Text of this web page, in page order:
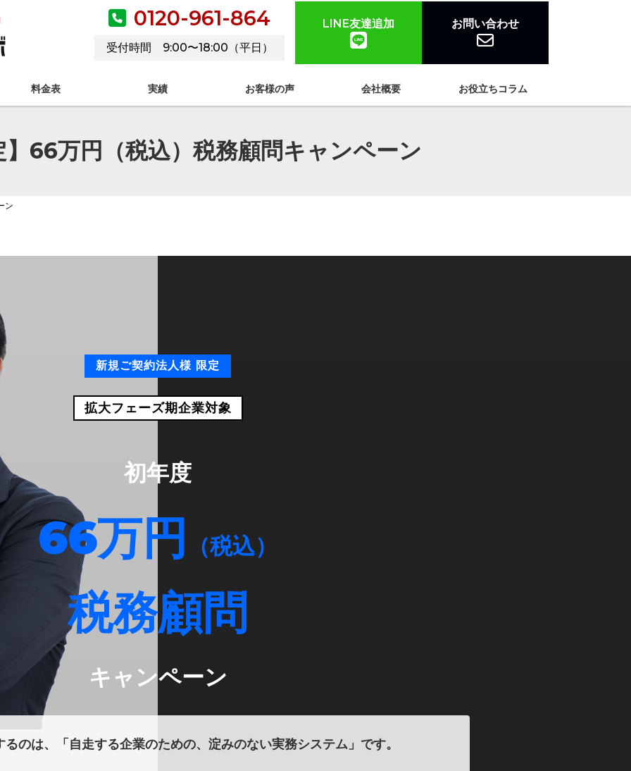
0120-961-864
受付時間 9:00〜18:00（平日）
LINE友達追加 お問い合わせ
料金表 実績 お客様の声 会社概要 お役立ちコラム
】66万円（税込）税務顧問キャンペーン
ン
新規ご契約法人様 限定
拡大フェーズ期企業対象
初年度
66万円 （税込）
税務顧問
キャンペーン
のは、「自走する企業のための、淀みのない実務システム」です。